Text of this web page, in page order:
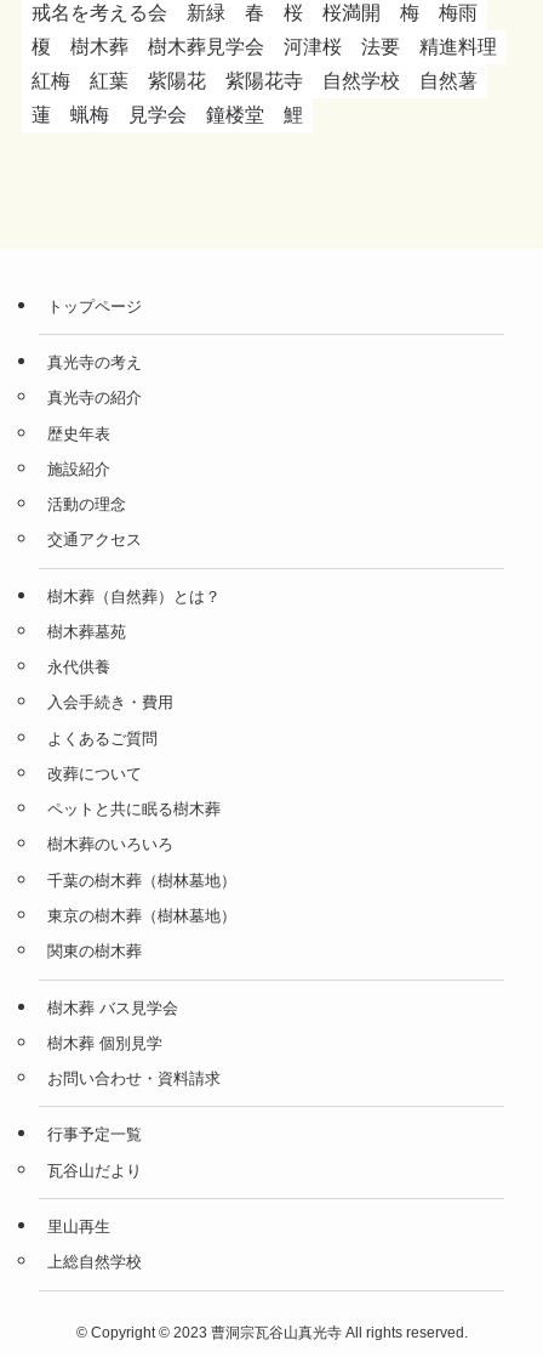
戒名を考える会
新緑 春 桜 桜満開 梅
梅雨
榎
樹木葬 樹木葬見学会 河津桜 法要
精進料理
紅梅
紅葉 紫陽花 紫陽花寺 自然学校
自然薯
蓮
蝋梅 見学会 鐘楼堂 鯉
トップページ
真光寺の考え
真光寺の紹介
歴史年表
施設紹介
活動の理念
交通アクセス
樹木葬（自然葬）とは？
樹木葬墓苑
永代供養
入会手続き・費用
よくあるご質問
改葬について
ペットと共に眠る樹木葬
樹木葬のいろいろ
千葉の樹木葬（樹林墓地）
東京の樹木葬（樹林墓地）
関東の樹木葬
樹木葬 バス見学会
樹木葬 個別見学
お問い合わせ・資料請求
行事予定一覧
瓦谷山だより
里山再生
上総自然学校
©Copyright © 2023 曹洞宗瓦谷山真光寺 All rights reserved.